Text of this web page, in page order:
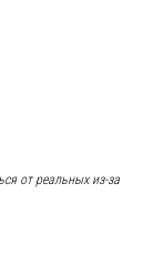
от реальных из-за